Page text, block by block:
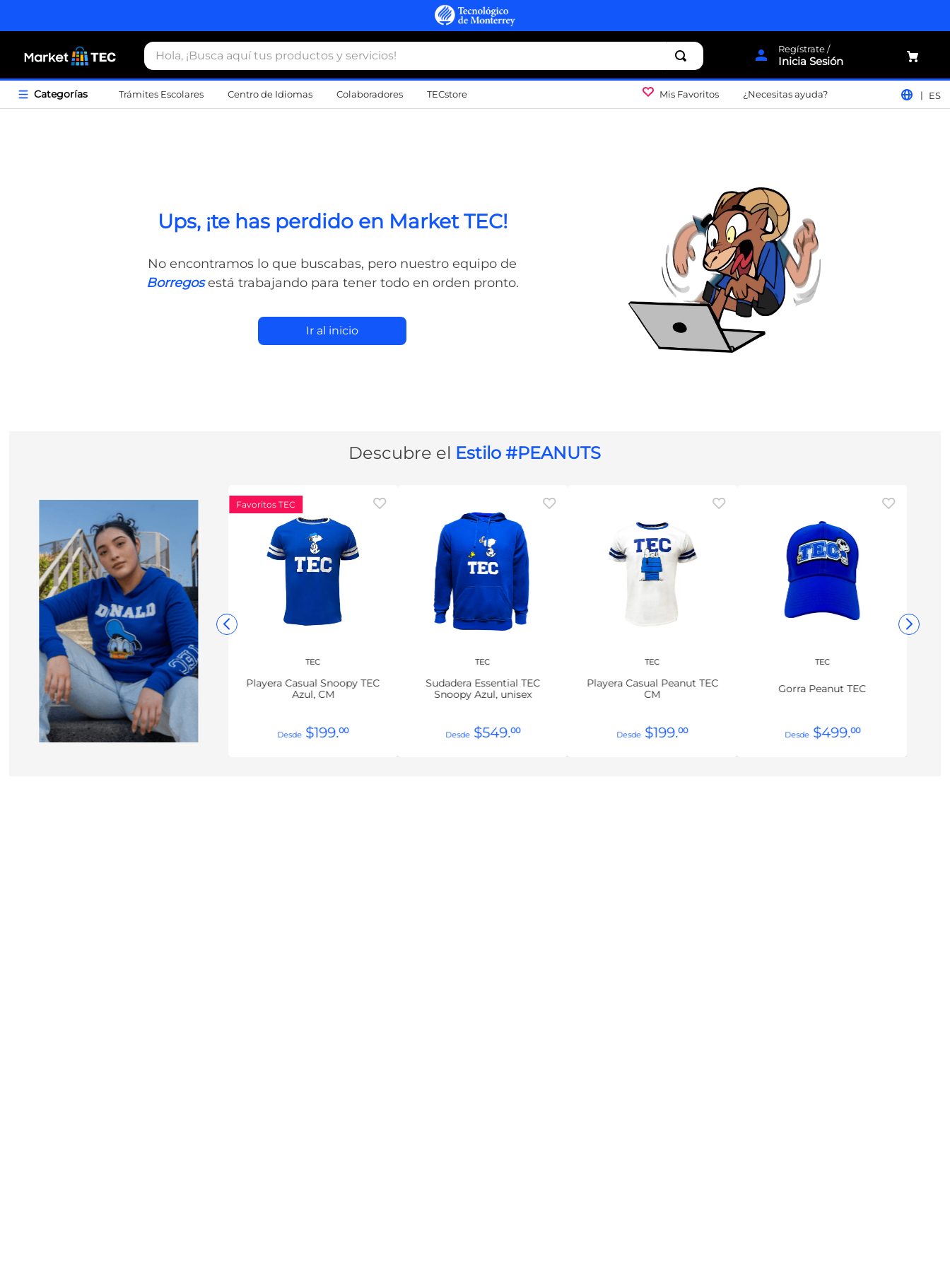
Hola, ¡Busca aquí tus productos y servicios!
Inicia Sesión
Trámites Escolares Centro de Idiomas Colaboradores TECstore Mis Favoritos ¿Necesitas ayuda? ES
Ups, ¡te has perdido en Market TEC!
No encontramos lo que buscabas, pero nuestro equipo de
Borregosestá trabajando para tener todo en orden pronto.
Ir al inicio
Descubre el Estilo #PEANUTS
Favoritos TEC
TEC
Playera Casual Snoopy TEC
Azul, CM
$199.00
TEC
Sudadera Essential TEC
Snoopy Azul, unisex
$549.00
TEC
Playera Casual Peanut TEC
CM
$199.00
TEC
Gorra Peanut TEC
$499.00
4.
sudadera
6.
credencial
8. certificado